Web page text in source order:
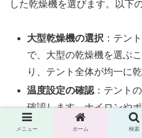
した乾燥機を選びます。以下
大型乾燥機の選択 ：テン
で、大型の乾燥機を選ぶ
り、テント全体が均一に乾
温度設定の確認 ：テント
確認します。ナイロンや
低温設定（40℃以下）が推
メニュー ホーム 検索